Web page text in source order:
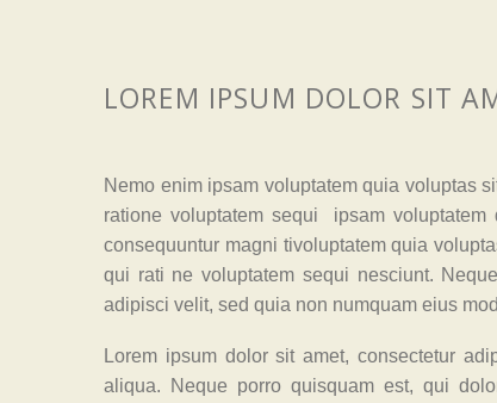
LOREM IPSUM DOLOR SIT
Nemo enim ipsam voluptatem quia voluptas
ratione voluptatem sequi ipsam
consequuntur magni tivoluptatem quia
qui rati ne voluptatem sequi nesciunt.
adipisci velit, sed quia non numquam eius
Lorem ipsum dolor sit amet, consectetur
aliqua. Neque porro quisquam est, qui